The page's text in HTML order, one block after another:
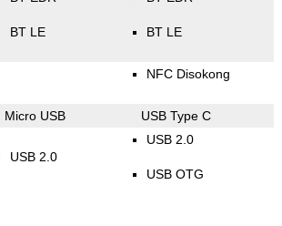
BT LE BT LE
NFC Disokong
Micro USB USB Type C
USB 2.0
USB 2.0
USB OTG